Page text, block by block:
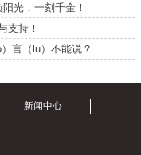
光，一刻千金！
支持！
言（lu）不能说？
新闻中心